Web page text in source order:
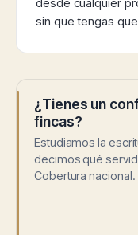
sin que tengas
¿Tienes un
fincas?
Estudiamos la
decimos qué
Cobertura nacional.